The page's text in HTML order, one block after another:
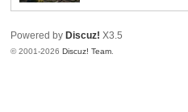
Powered by Discuz! X3.5
© 2001-2026Discuz! Team